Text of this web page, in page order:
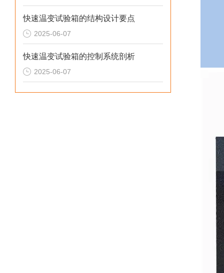
快速温变试验箱的结构设计要点
2025-06-07
快速温变试验箱的控制系统剖析
2025-06-07